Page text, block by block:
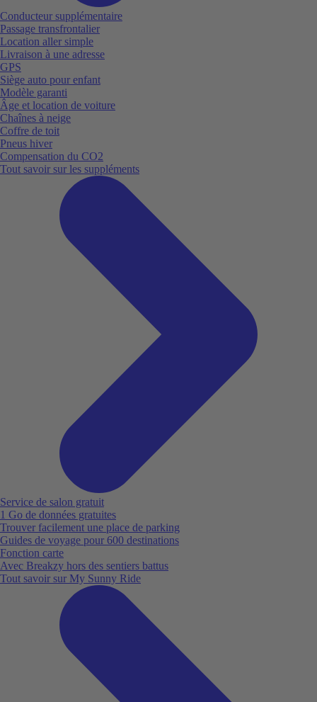
Conducteur supplémentaire
Passage transfrontalier
Location aller simple
Livraison à une adresse
GPS
Siège auto pour enfant
Modèle garanti
Âge et location de voiture
Chaînes à neige
Coffre de toit
Pneus hiver
Compensation du CO2
Tout savoir sur les suppléments
Service de salon gratuit
1 Go de données gratuites
Trouver facilement une place de parking
Guides de voyage pour 600 destinations
Fonction carte
Avec Breakzy hors des sentiers battus
Tout savoir sur My Sunny Ride